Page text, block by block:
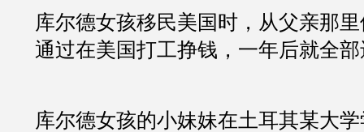
库尔德女孩移民美国时，从父亲那
通过在美国打工挣钱，一年后就全
库尔德女孩的小妹妹在土耳其某大